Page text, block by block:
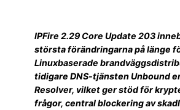
IPFire 2.29 Core Update 203
största förändringarna på länge
Linuxbaserade
tidigare DNS-tjänsten Unbound
Resolver, vilket ger stöd för
frågor, central blockering av